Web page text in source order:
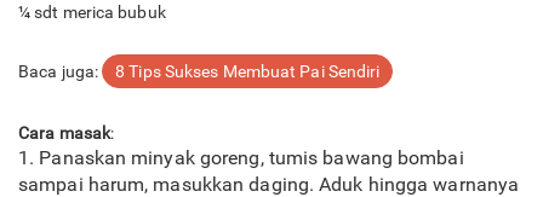
¼ sdt merica bubuk
Baca juga: 8 Tips Sukses Membuat Pai Sendiri
Cara masak:
1. Panaskan minyak goreng, tumis bawang bombai
sampai harum, masukkan daging. Aduk hingga warnanya